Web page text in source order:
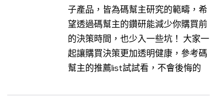
子產品，皆為碼幫主研究的範疇，希
望透過碼幫主的鑽研能減少你購買前
的決策時間，也少入一些坑！ 大家一
起讓購買決策更加透明健康，參考碼
幫主的推薦list試試看，不會後悔的